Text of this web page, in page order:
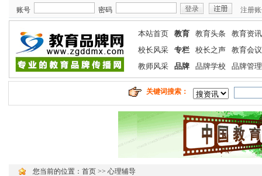
账号 密码 注册
本站首页 教育 教育头条
教育资讯
校长风采
专栏 校长之声
教育会议
教师风采
品牌 品牌学校 品牌管理
关键词搜索：
您当前的位置： 首页 >> 心理辅导